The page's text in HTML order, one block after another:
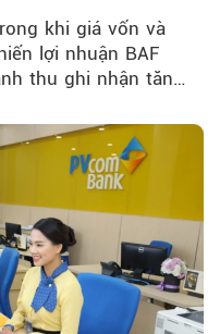
khi giá vốn và
lợi nhuận BAF
thu ghi nhận tăng